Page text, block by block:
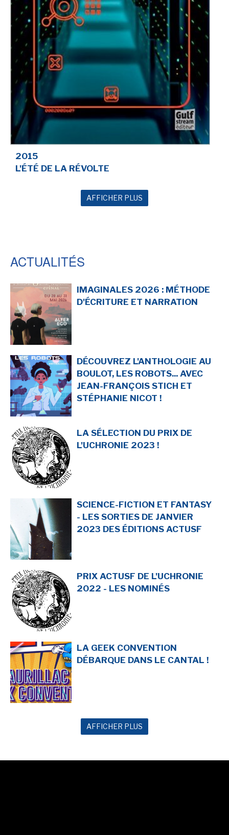
2015
L'ÉTÉ DE LA RÉVOLTE
AFFICHER PLUS
ACTUALITÉS
IMAGINALES 2026 : MÉTHODE
D'ÉCRITURE ET NARRATION
DÉCOUVREZ L'ANTHOLOGIE AU
BOULOT, LES ROBOTS... AVEC
JEAN-FRANÇOIS STICH ET
STÉPHANIE NICOT !
LA SÉLECTION DU PRIX DE
L'UCHRONIE 2023 !
SCIENCE-FICTION ET FANTASY
- LES SORTIES DE JANVIER
2023 DES ÉDITIONS ACTUSF
PRIX ACTUSF DE L'UCHRONIE
2022 - LES NOMINÉS
LA GEEK CONVENTION
DÉBARQUE DANS LE CANTAL !
AFFICHER PLUS